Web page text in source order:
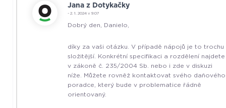
Jana z Dotykačky
- 2. 1. 2024 v 9:07
Dobrý den, Danielo,
díky za vaši otázku. V případě nápojů je to trochu
složitější. Konkrétní specifikaci a rozdělení najdete
v zákoně č. 235/2004 Sb. nebo i zde v diskuzi
níže. Můžete rovněž kontaktovat svého daňového
poradce, který bude v problematice řádně
orientovaný.